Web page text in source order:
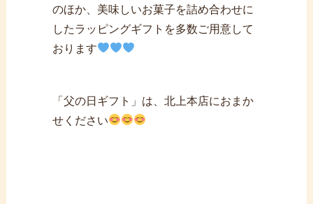
のほか、美味しいお菓子を詰め合わせに
したラッピングギフトを多数ご用意して
おります
「父の日ギフト」は、北上本店におまか
せください